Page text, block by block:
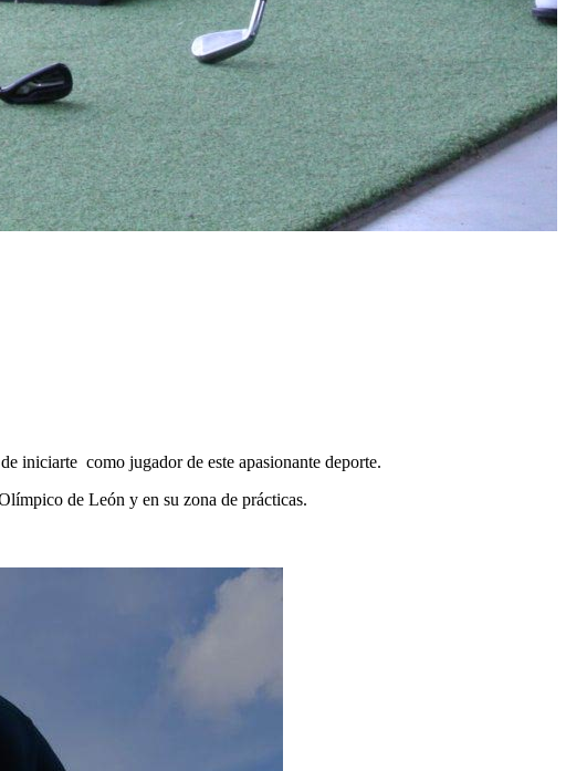
iniciarte como jugador de este apasionante deporte.
de León y en su zona de prácticas.